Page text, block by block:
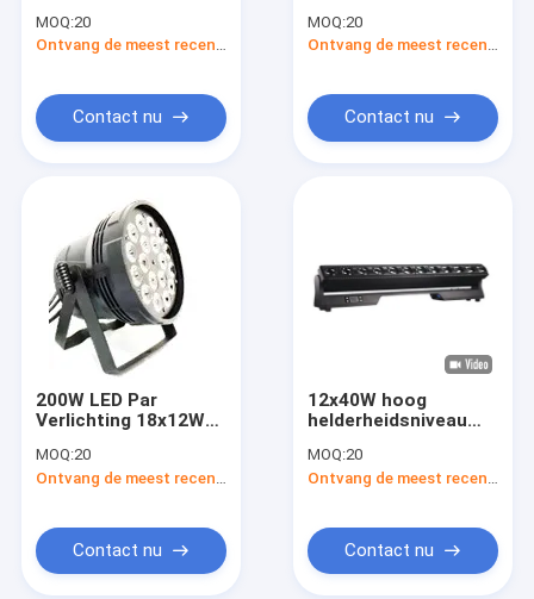
200W
MOQ:20
Ontvang de meest recente Prijs
Contact nu
enkelpuntbesturing
MOQ:20
Ontvang de meest recente Prijs
Contact nu
200W LED Par
Verlichting 18x12W
LED Par Can Stage
Lampen
MOQ:20
Contact nu
12x40W hoog
helderheidsniveau
optische
elektromagnetische
MOQ:20
Contact nu